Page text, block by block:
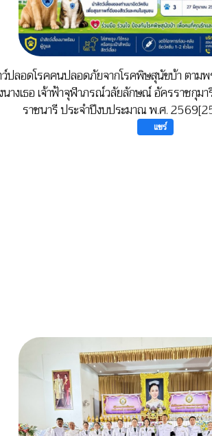
ว์ปลอดโรคคนปลอดภัยจากโรคพิษสุนัขบ้า ตาม
นางเธอ เจ้าฟ้าจุฬาภรณ์วลัยลักษณ์ อัครราชกุ
ราชนารี ประจำปีงบประมาณ พ.ศ.
แชร์